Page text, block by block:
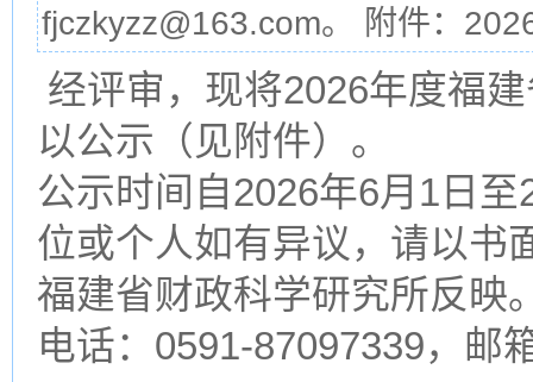
fjczkyzz@163.com。 附件：
经评审，现将2026年度福
以公示（见附件）。
公示时间自2026年6月1日
位或个人如有异议，请以书
福建省财政科学研究所反映
电话：0591-87097339，邮